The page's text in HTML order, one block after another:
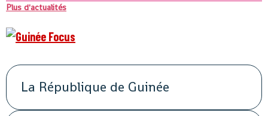
Plus d'actualités
La République de Guinée